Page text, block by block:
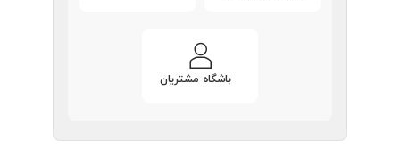
باشگاه مشتریان